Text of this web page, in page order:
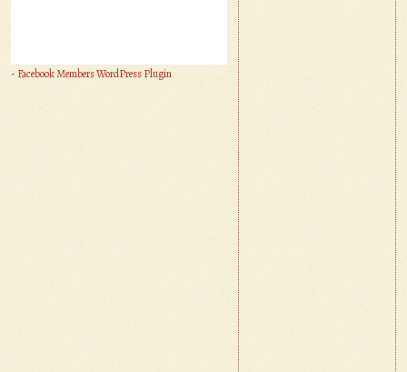
- Facebook Members WordPress Plugin